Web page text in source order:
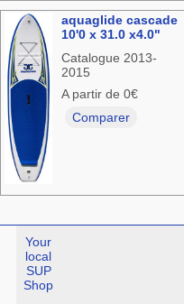
aquaglide cascade
10'0 x 31.0 x4.0"
Catalogue 2013-
2015
A partir de 0€
Comparer
Your
local
SUP
Shop